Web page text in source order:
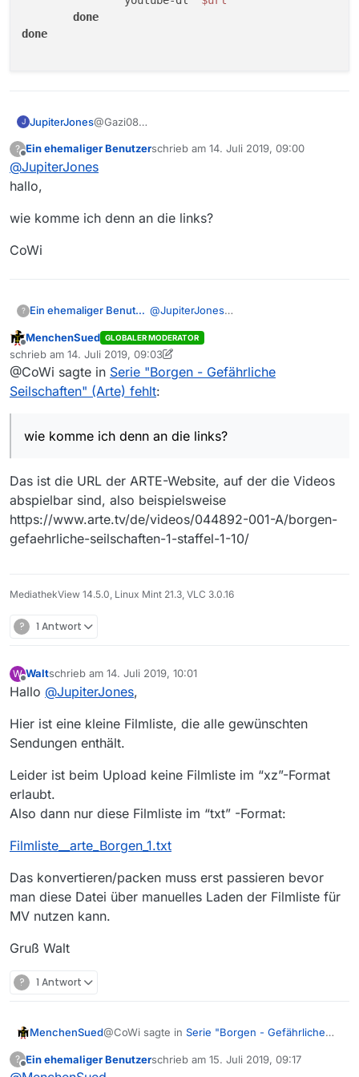
done
done
J JupiterJones@Gazi08
super! Nach dem Einfügen des Links werden alle
Auflösungen und Sprachversionen angezeigt und
JJ
?
Offline
Ein ehemaliger Benutzerschrieb am 14. Juli 2019, 09:00
zuletzt editiert von
@JupiterJones
hallo,
wie komme ich denn an die links?
CoWi
? Ein ehemaliger Benutzer @JupiterJones
wie komme ich denn an die links?
CoWi
Offline
MenchenSued GLOBALER MODERATOR
schrieb am 14. Juli 2019, 09:03
zuletzt editiert von MenchenSued
@CoWi sagte in Serie "Borgen - Gefährliche
Seilschaften" (Arte) fehlt:
wie komme ich denn an die links?
Das ist die URL der ARTE-Website, auf der die Videos
abspielbar sind, also beispielsweise
https://www.arte.tv/de/videos/044892-001-A/borgen-
gefaehrliche-seilschaften-1-staffel-1-10/
MediathekView 14.5.0, Linux Mint 21.3, VLC 3.0.16
? 1 Antwort
W
Offline
Waltschrieb am 14. Juli 2019, 10:01
zuletzt editiert von
Hallo @JupiterJones,
Hier ist eine kleine Filmliste, die alle gewünschten
Sendungen enthält.
Leider ist beim Upload keine Filmliste im “xz”-Format
erlaubt.
Also dann nur diese Filmliste im “txt” -Format:
Filmliste__arte_Borgen_1.txt
Das konvertieren/packen muss erst passieren bevor
man diese Datei über manuelles Laden der Filmliste für
MV nutzen kann.
Gruß Walt
? 1 Antwort
MenchenSued@CoWi sagte in Serie "Borgen - Gefährliche
?
Offline
Ein ehemaliger Benutzerschrieb am 15. Juli 2019, 09:17
zuletzt editiert von